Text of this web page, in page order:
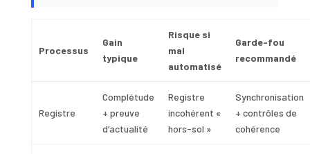
Processus
Gain
typique
Risque si
mal
automatisé
Garde-fou
recommandé
Registre
Complétude
+ preuve
d’actualité
Registre
incohérent «
hors-sol »
Synchronisation
+ contrôles de
cohérence